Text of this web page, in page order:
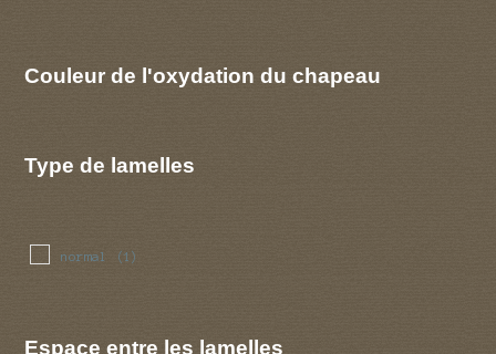
Couleur de l'oxydation du chapeau
Type de lamelles
normal (1)
Espace entre les lamelles